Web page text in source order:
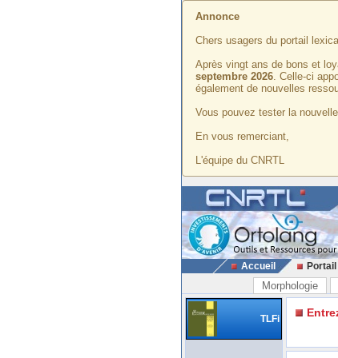
Annonce
Chers usagers du portail
Après vingt ans de bons et
septembre 2026. Celle-ci
également de nouvelles
Vous pouvez tester la
En vous remerciant,
L'équipe du CNRTL
Accueil
Morphologie
TLFi